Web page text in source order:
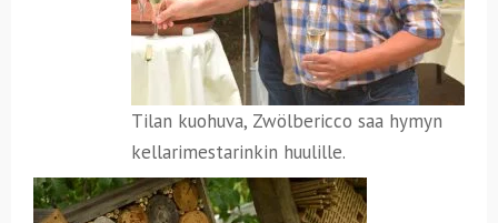
Tilan kuohuva, Zwölbericco saa hymyn
kellarimestarinkin huulille.